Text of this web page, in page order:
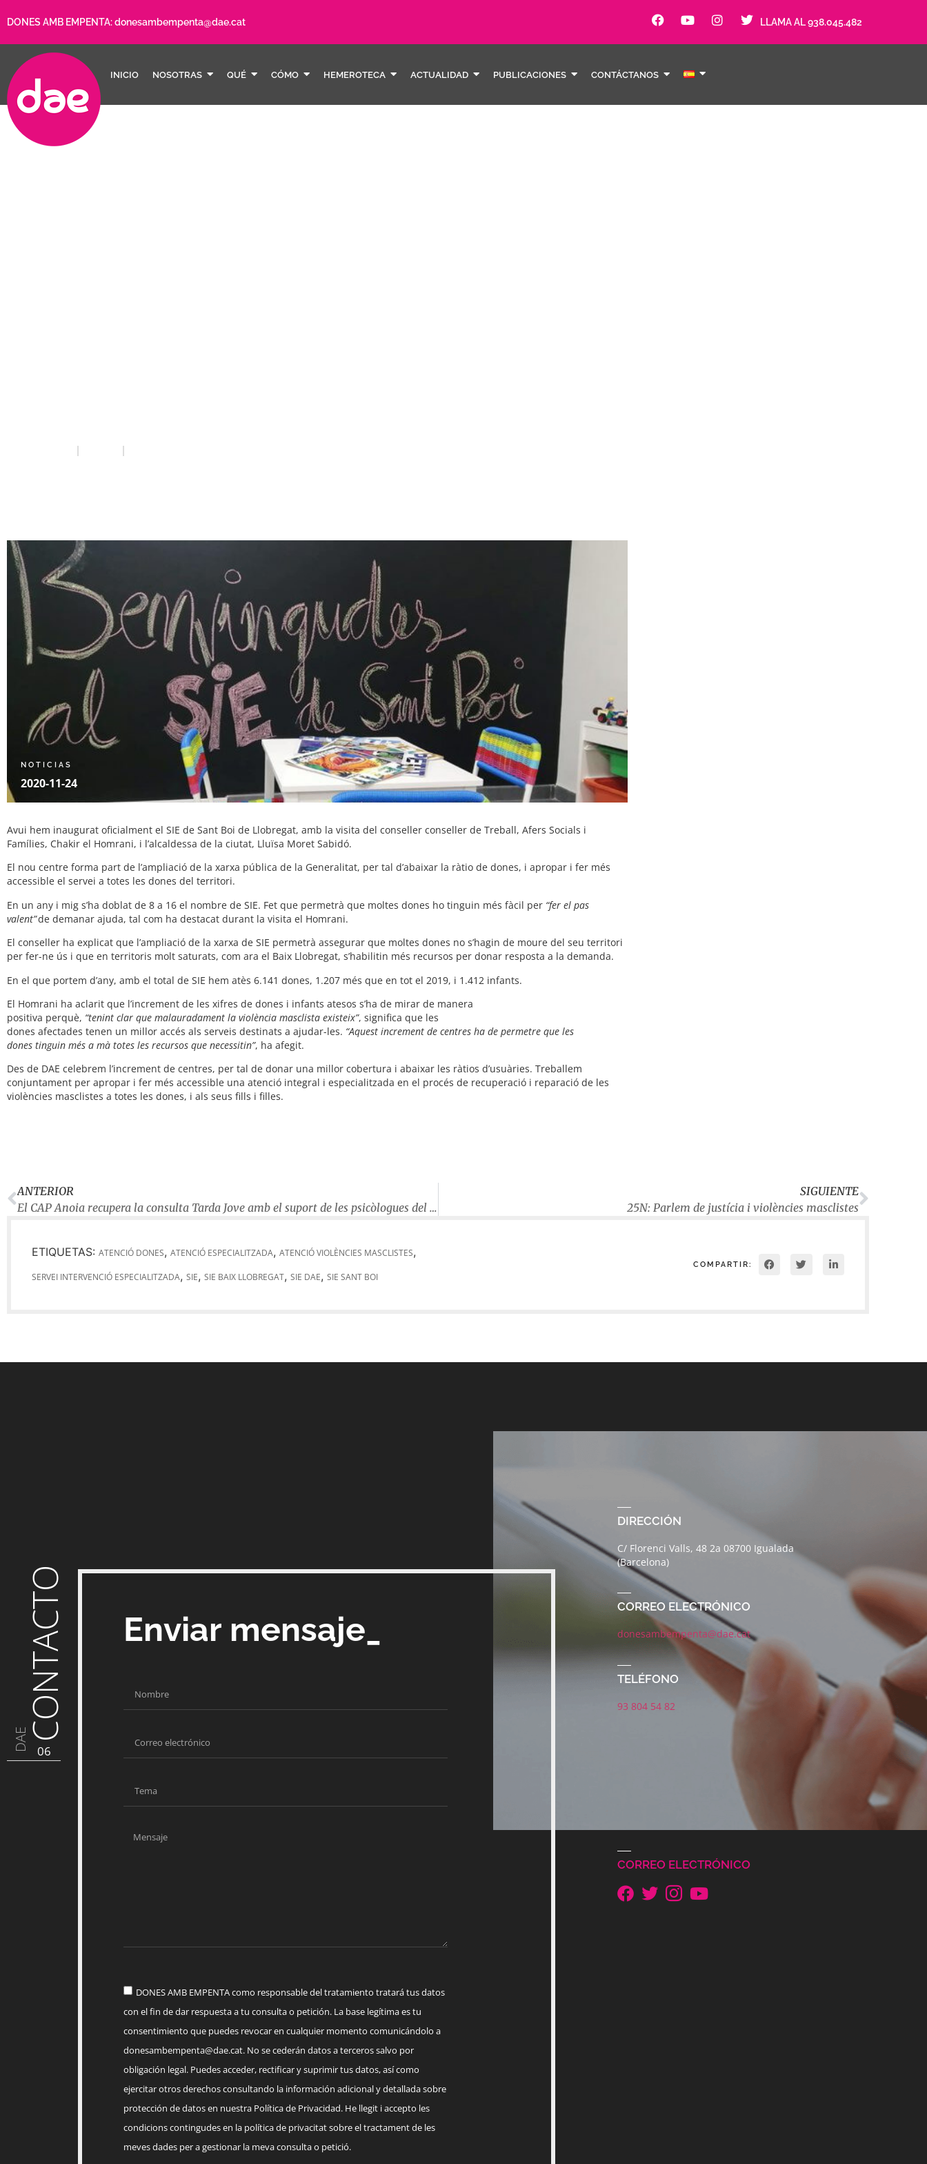
DONES AMB EMPENTA:donesambempenta@dae.cat LLAMA AL 938.045.482
INICIO NOSOTRAS QUÉ CÓMO HEMEROTECA ACTUALIDAD PUBLICACIONES CONTÁCTANOS
NOTICIAS
2020-11-24
Avui hem inaugurat oficialment el SIE de Sant Boi de Llobregat, amb la visita del conseller conseller de Treball, Afers Socials i
Famílies, Chakir el Homrani, i l’alcaldessa de la ciutat, Lluïsa Moret Sabidó.
El nou centre forma part de l’ampliació de la xarxa pública de la Generalitat, per tal d’abaixar la ràtio de dones, i apropar i fer més
accessible el servei a totes les dones del territori.
En un any i mig s’ha doblat de 8 a 16 el nombre de SIE. Fet que permetrà que moltes dones ho tinguin més fàcil per “fer el pas
valent”de demanar ajuda, tal com ha destacat durant la visita el Homrani.
El conseller ha explicat que l’ampliació de la xarxa de SIE permetrà assegurar que moltes dones no s’hagin de moure del seu territori
per fer-ne ús i que en territoris molt saturats, com ara el Baix Llobregat, s’habilitin més recursos per donar resposta a la demanda.
En el que portem d’any, amb el total de SIE hem atès 6.141 dones, 1.207 més que en tot el 2019, i 1.412 infants.
El Homrani ha aclarit que l’increment de les xifres de dones i infants atesos s’ha de mirar de manera
positiva perquè, “tenint clar que malauradament la violència masclista existeix”, significa que les
dones afectades tenen un millor accés als serveis destinats a ajudar-les. “Aquest increment de centres ha de permetre que les
dones tinguin més a mà totes les recursos que necessitin”, ha afegit.
Des de DAE celebrem l’increment de centres, per tal de donar una millor cobertura i abaixar les ràtios d’usuàries. Treballem
conjuntament per apropar i fer més accessible una atenció integral i especialitzada en el procés de recuperació i reparació de les
violències masclistes a totes les dones, i als seus fills i filles.
ANTERIOR
El CAP Anoia recupera la consulta Tarda Jove amb el suport de les psicòlogues del Programa de Salut de DAE
SIGUIENTE
25N: Parlem de justícia i violències masclistes
ETIQUETAS: ATENCIÓ DONES, ATENCIÓ ESPECIALITZADA, ATENCIÓ VIOLÈNCIES MASCLISTES,
SERVEI INTERVENCIÓ ESPECIALITZADA, SIE, SIE BAIX LLOBREGAT, SIE DAE, SIE SANT BOI
COMPARTIR:
DAE CONTACTO
06
Enviar mensaje_
DONES AMB EMPENTA como responsable del tratamiento tratará tus datos
con el fin de dar respuesta a tu consulta o petición. La base legítima es tu
consentimiento que puedes revocar en cualquier momento comunicándolo a
donesambempenta@dae.cat. No se cederán datos a terceros salvo por
obligación legal. Puedes acceder, rectificar y suprimir tus datos, así como
ejercitar otros derechos consultando la información adicional y detallada sobre
protección de datos en nuestra Política de Privacidad. He llegit i accepto les
condicions contingudes en la política de privacitat sobre el tractament de les
meves dades per a gestionar la meva consulta o petició.
DIRECCIÓN
C/ Florenci Valls, 48 2a 08700 Igualada
(Barcelona)
CORREO ELECTRÓNICO
donesambempenta@dae.cat
TELÉFONO
93 804 54 82
CORREO ELECTRÓNICO